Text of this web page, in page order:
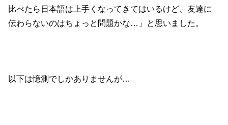
比べたら日本語は上手くなってきてはいるけど、友達に
伝わらないのはちょっと問題かな…」と思いました。
以下は憶測でしかありませんが…